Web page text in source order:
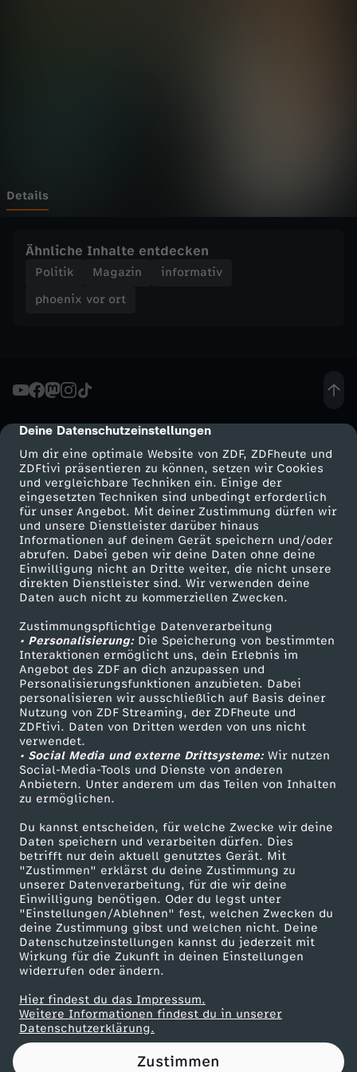
cmp-dialog-description
Deine Datenschutzeinstellungen
Um dir eine optimale Website von ZDF, ZDFheute und
ZDFtivi präsentieren zu können, setzen wir Cookies
und vergleichbare Techniken ein. Einige der
eingesetzten Techniken sind unbedingt erforderlich
für unser Angebot. Mit deiner Zustimmung dürfen wir
und unsere Dienstleister darüber hinaus
Informationen auf deinem Gerät speichern und/oder
abrufen. Dabei geben wir deine Daten ohne deine
Einwilligung nicht an Dritte weiter, die nicht unsere
direkten Dienstleister sind. Wir verwenden deine
Daten auch nicht zu kommerziellen Zwecken.
Zustimmungspflichtige Datenverarbeitung
• Personalisierung:Die Speicherung von bestimmten
Interaktionen ermöglicht uns, dein Erlebnis im
Angebot des ZDF an dich anzupassen und
Personalisierungsfunktionen anzubieten. Dabei
personalisieren wir ausschließlich auf Basis deiner
Nutzung von ZDF Streaming, der ZDFheute und
ZDFtivi. Daten von Dritten werden von uns nicht
verwendet.
• Social Media und externe Drittsysteme:Wir nutzen
Social-Media-Tools und Dienste von anderen
Anbietern. Unter anderem um das Teilen von Inhalten
zu ermöglichen.
Du kannst entscheiden, für welche Zwecke wir deine
Daten speichern und verarbeiten dürfen. Dies
betrifft nur dein aktuell genutztes Gerät. Mit
"Zustimmen" erklärst du deine Zustimmung zu
unserer Datenverarbeitung, für die wir deine
Einwilligung benötigen. Oder du legst unter
"Einstellungen/Ablehnen" fest, welchen Zwecken du
deine Zustimmung gibst und welchen nicht. Deine
Datenschutzeinstellungen kannst du jederzeit mit
Wirkung für die Zukunft in deinen Einstellungen
widerrufen oder ändern.
Hier findest du das Impressum.
Weitere Informationen findest du in unserer
Datenschutzerklärung.
Zustimmen
t
I
e
r
v
i
e
w
m
i
t
A
l
i
c
e
W
e
i
d
Details
Ähnliche Inhalte entdecken
Politik Magazin
informativ
phoenix vor ort
Mehr ZDF
ZDF-Apps
Smart TV
ZDFtext
Livestreams
Sendungen A-Z
TV-Programm
Service
ZDFmitreden
Kontakt zum ZDF
Tickets
Zuschauerservice
Hilfe
ZDF Unternehmen
Karriere
ZDF goes Schule
Werbefernsehen
Mainzelmännchen
Partner